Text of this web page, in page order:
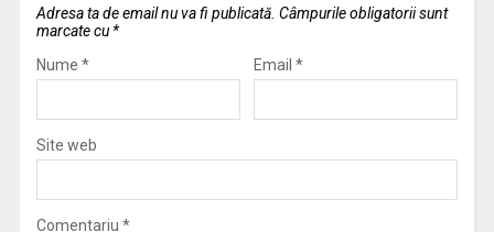
Adresa ta de email nu va fi publicată. Câmpurile obligatorii sunt
marcate cu *
Nume * Email *
Site web
Comentariu *